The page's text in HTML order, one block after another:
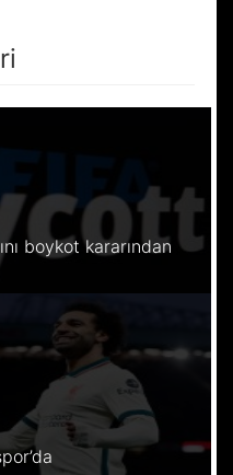
boykot kararından